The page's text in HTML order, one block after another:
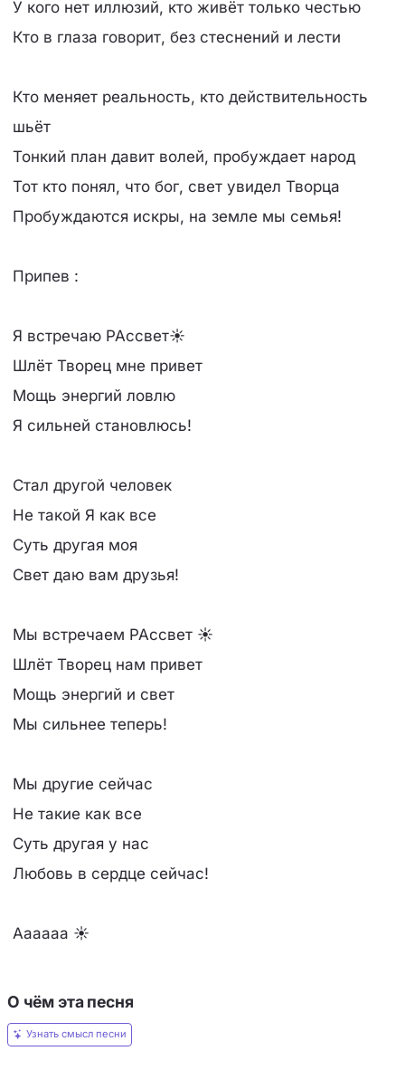
У кого нет иллюзий, кто живёт только честью
Кто в глаза говорит, без стеснений и лести
Кто меняет реальность, кто действительность
шьёт
Тонкий план давит волей, пробуждает народ
Тот кто понял, что бог, свет увидел Творца
Пробуждаются искры, на земле мы семья!
Припев :
Я встречаю РАссвет☀
Шлёт Творец мне привет
Мощь энергий ловлю
Я сильней становлюсь!
Стал другой человек
Не такой Я как все
Суть другая моя
Свет даю вам друзья!
Мы встречаем РАссвет ☀
Шлёт Творец нам привет
Мощь энергий и свет
Мы сильнее теперь!
Мы другие сейчас
Не такие как все
Суть другая у нас
Любовь в сердце сейчас!
Аааааа ☀
О чём эта песня
Узнать смысл песни